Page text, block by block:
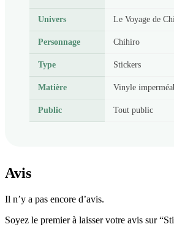
Univers Le Voyage de
Personnage Chihiro
Type Stickers
Matière Vinyle
Public Tout public
Avis
Il n’y a pas encore d’avis.
Soyez le premier à laisser votre avis sur